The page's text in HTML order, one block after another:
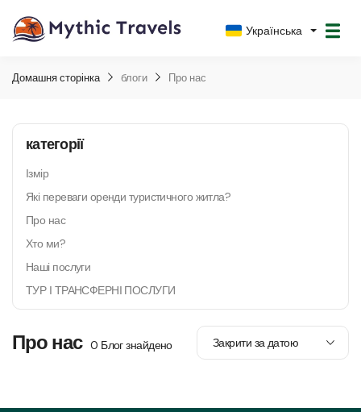
Українська
Домашня сторінка блоги Про нас
категорії
Ізмір
Які переваги оренди туристичного житла?
Про нас
Хто ми?
Наші послуги
ТУР І ТРАНСФЕРНІ ПОСЛУГИ
Про нас 0 Блог знайдено